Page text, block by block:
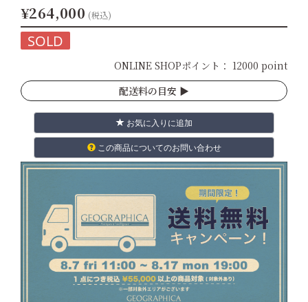
¥264,000 (税込)
SOLD
ONLINE SHOPポイント： 12000 point
配送料の目安 ▶︎
お気に入りに追加
この商品についてのお問い合わせ